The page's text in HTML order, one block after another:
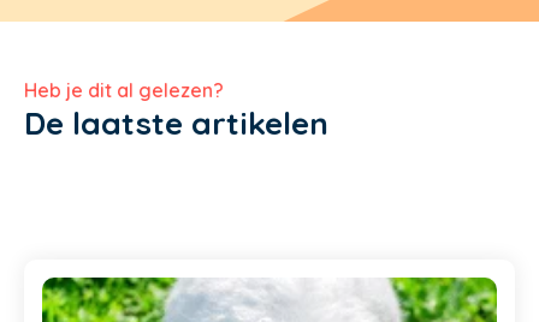
Heb je dit al gelezen?
De laatste artikelen